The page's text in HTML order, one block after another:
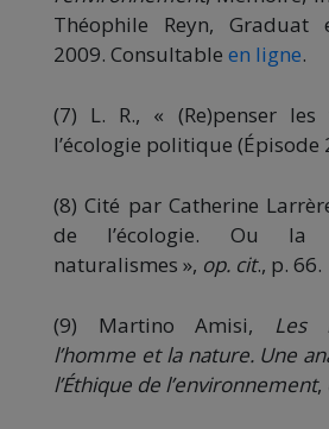
Théophile Reyn, Graduat
2009. Consultable en ligne.
(7) L. R., « (Re)penser les
l’écologie politique (Épisode
(8) Cité par Catherine
de l’écologie. Ou la
naturalismes », op. cit., p. 66.
(9) Martino Amisi, Les
l’homme et la nature. Une
l’Éthique de l’environnement,